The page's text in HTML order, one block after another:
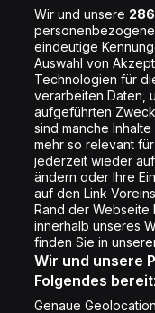
Folge uns
Wir und unsere 286
eindeutige
Auswahl von
Technologien für
verarbeiten Daten,
aufgeführten
sind manche
mehr so relevant
jederzeit wieder
ändern oder Ihre
auf den Link
Rand der Webseite
innerhalb unseres
finden Sie in
Wir und unsere
Folgendes
Genaue